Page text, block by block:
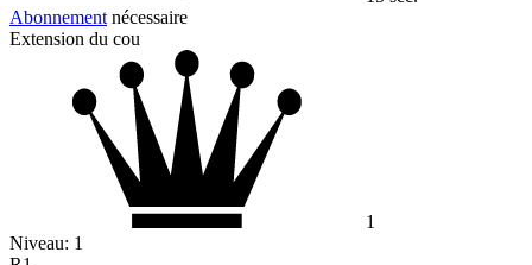
Abonnement nécessaire
Extension du cou
1
Niveau: 1